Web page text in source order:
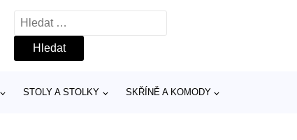
Vyhledávání
STOLY A STOLKY SKŘÍNĚ A KOMODY